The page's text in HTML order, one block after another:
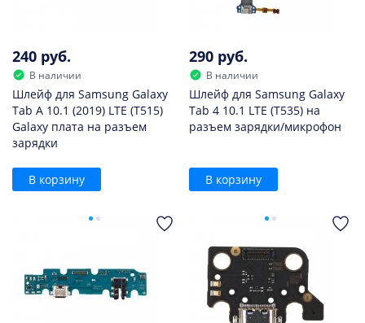
240 руб.
В наличии
Шлейф для Samsung Galaxy
Tab A 10.1 (2019) LTE (T515)
Galaxy плата на разъем
зарядки
В корзину
290 руб.
В наличии
Шлейф для Samsung Galaxy
Tab 4 10.1 LTE (T535) на
разъем зарядки/микрофон
В корзину